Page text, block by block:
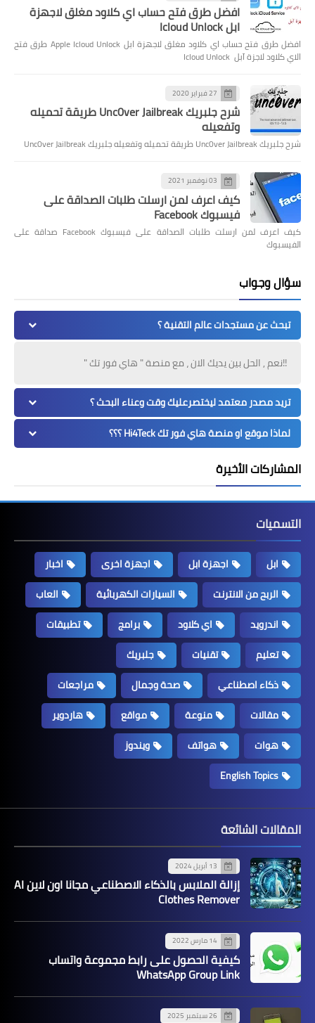
افضل طرق فتح حساب اي كلاود مغلق لاجهزة
ابل Icloud Unlock
افضل طرق فتح حساب اي كلاود مغلق لاجهزة ابل Apple Icloud Unlock طرق فتح
الاي كلاود لاجزة آبل Icloud Unlock
27 فبراير 2020
شرح جلبريك Unc0ver Jailbreak طريقة تحميله
وتفعيله
شرح جلبريك Unc0ver Jailbreak طريقة تحميله وتفعيله جلبريك Unc0ver Jailbreak
03 نوفمبر 2021
كيف اعرف لمن ارسلت طلبات الصداقة على
فيسبوك Facebook
كيف اعرف لمن ارسلت طلبات الصداقة على فيسبوك Facebook صداقة على
الفيسبوك
سؤال وجواب
تبحث عن مستجدات عالم التقنية ؟
!!نعم , الحل بين يديك الان ، مع منصة " هاي فور تك "
تريد مصدر معتمد ليختصرعليك وقت وعناء البحث ؟
لماذا موقع او منصة هاي فور تك Hi4Teck ؟؟؟
المشاركات الأخيرة
التسميات
ابل اجهزة ابل اجهزة اخرى
اخبار
الربح من الانترنت
السيارات الكهربائية
العاب
اندرويد
اي كلاود برامج
تطبيقات
تعليم
تقنيات
جلبريك
ذكاء اصطناعي
صحة وجمال
مراجعات
مقالات
منوعة مواقع
هاردوير
هوات
هواتف
ويندوز
English Topics
المقالات الشائعة
13 أبريل 2024
إزالة الملابس بالذكاء الاصطناعي مجانا اون لاين AI
Clothes Remover
14 مارس 2022
كيفية الحصول على رابط مجموعة واتساب
WhatsApp Group Link
26 سبتمبر 2025